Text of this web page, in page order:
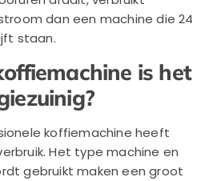
dan een machine die 24
staan.
is het
koffiemachine heeft
Het type machine en
gebruikt maken een groot